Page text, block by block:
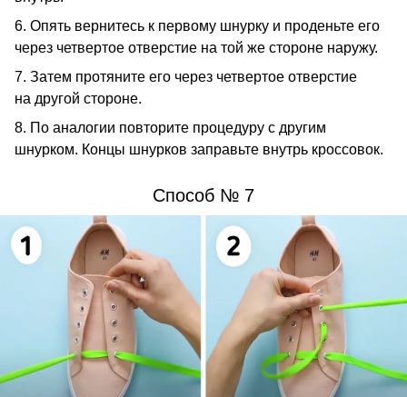
6. Опять вернитесь к первому шнурку и проденьте его
через четвертое отверстие на той же стороне наружу.
7. Затем протяните его через четвертое отверстие
на другой стороне.
8. По аналогии повторите процедуру с другим
шнурком. Концы шнурков заправьте внутрь кроссовок.
Способ № 7